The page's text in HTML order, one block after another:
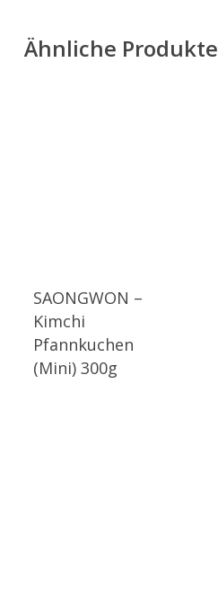
Ähnliche Produkte
SAONGWON –
Kimchi
Pfannkuchen
(Mini) 300g